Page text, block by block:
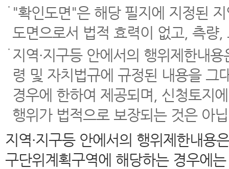
"확인도면"은 해당 필지에 지정된
도면으로서 법적 효력이 없고, 측량
지역·지구등 안에서의 행위제한내
령 및 자치법규에 규정된 내용을 그
경우에 한하여 제공되며, 신청토지
행위가 법적으로 보장되는 것은 아
지역·지구등 안에서의 행위제한내용
구단위계획구역에 해당하는 경우에